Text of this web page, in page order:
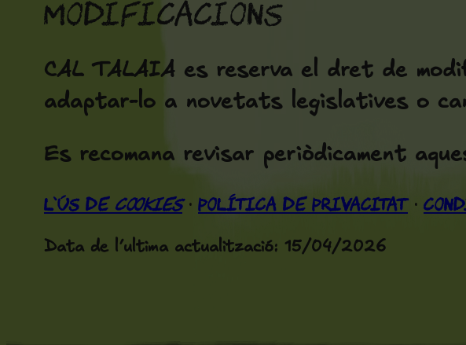
Modificacions
CAL TALAIA es reserva el dret de
adaptar-lo a novetats legislatives o
Es recomana revisar periòdicament
L’ús de cookies· Política de Privacitat·
Data de l’ultima actualització: 15/04/2026